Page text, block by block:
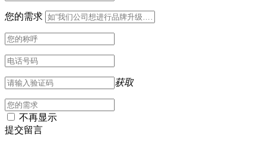
您的需求
获取
不再显示
提交留言